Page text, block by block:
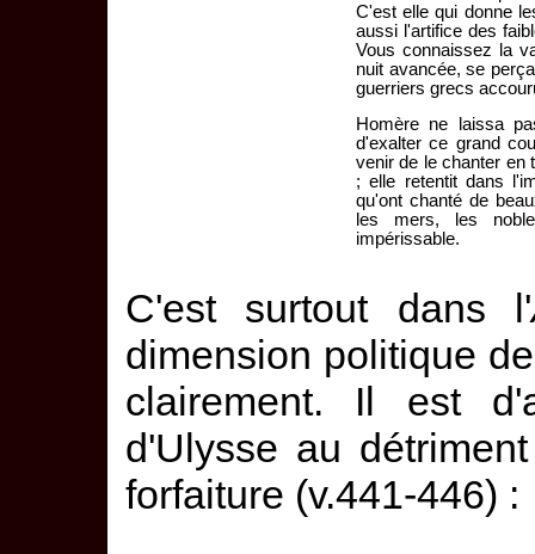
C'est elle qui donne
aussi l'artifice des
Vous connaissez la
nuit avancée, se
guerriers grecs
Homère ne laissa
d'exalter ce grand
venir de le chanter en
; elle retentit dans
qu'ont chanté de
les mers, les
impérissable.
C'est surtout dans l'
dimension politique
clairement. Il est
d'Ulysse au
forfaiture (v.441-446) :